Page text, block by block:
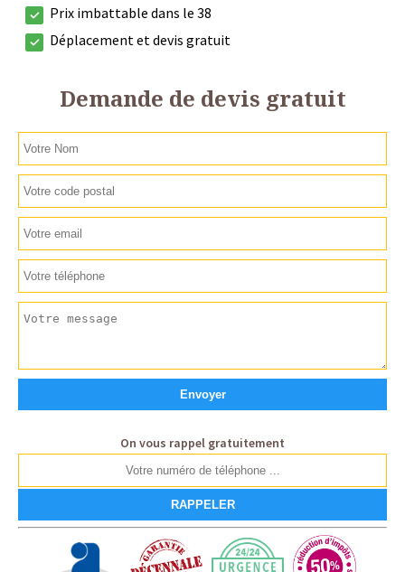
Prix imbattable dans le 38
Déplacement et devis gratuit
Demande de devis gratuit
On vous rappel gratuitement